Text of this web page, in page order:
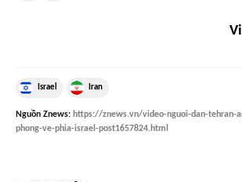
Israel Iran
Nguồn Znews: https://znews.vn/video-nguoi-dan-tehran-
phong-ve-phia-israel-post1657824.html